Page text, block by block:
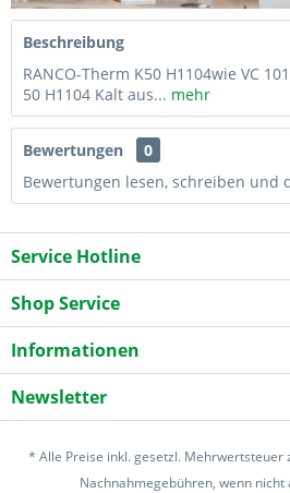
Beschreibung
RANCO-Therm K50 H1104wie VC
50 H1104 Kalt aus... mehr
Bewertungen
0
Bewertungen lesen, schreiben und
Service Hotline
Shop Service
Informationen
Newsletter
* Alle Preise inkl. gesetzl. Mehrwertsteuer
Nachnahmegebühren, wenn